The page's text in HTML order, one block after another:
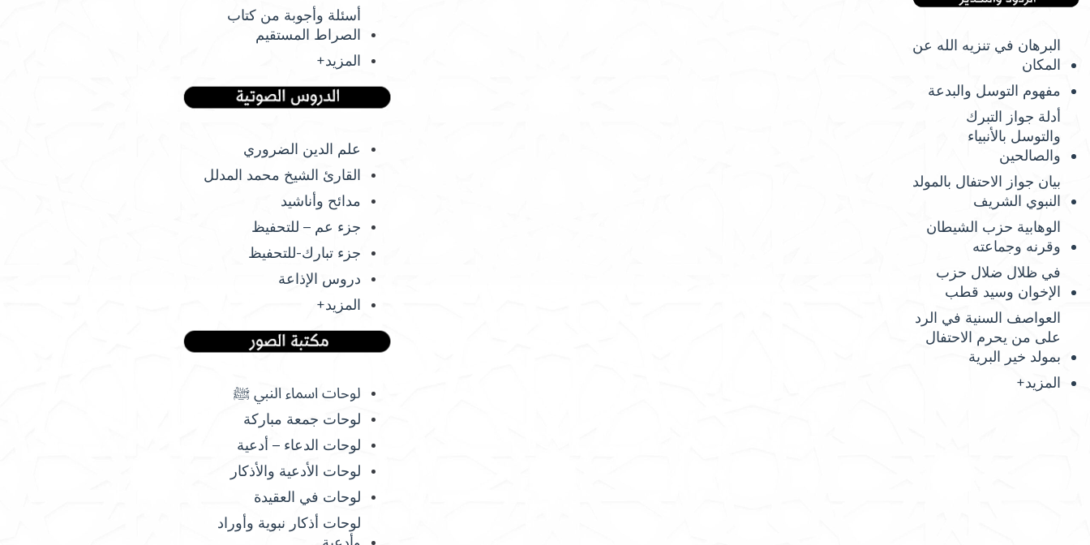
البرهان في تنزيه الله عن
المكان
مفهوم التوسل والبدعة
أدلة جواز التبرك
والتوسل بالأنبياء
والصالحين
بيان جواز الاحتفال بالمولد
النبوي الشريف
الوهابية حزب الشيطان
وقرنه وجماعته
في ظلال ضلال حزب
الإخوان وسيد قطب
العواصف السنية في الرد
على من يحرم الاحتفال
بمولد خير البرية
المزيد+
أسئلة وأجوبة من كتاب
الصراط المستقيم
المزيد+
علم الدين الضروري
القارئ الشيخ محمد المدلل
مدائح وأناشيد
جزء عم – للتحفيظ
جزء تبارك-للتحفيظ
دروس الإذاعة
المزيد+
لوحات اسماء النبي ﷺ
لوحات جمعة مباركة
لوحات الدعاء – أدعية
لوحات الأدعية والأذكار
لوحات في العقيدة
لوحات أذكار نبوية وأوراد